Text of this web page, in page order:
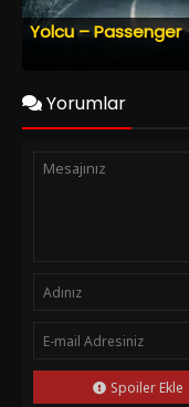
Yolcu – Passenger
Yorumlar
Spoiler Ekle